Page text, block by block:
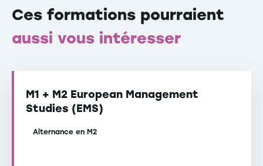
Ces formations pourraient
aussi vous intéresser
M1 + M2 European Management
Studies (EMS)
Alternance en M2